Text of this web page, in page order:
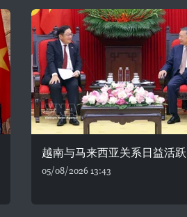
越南与马来西亚关系日益活跃
05/08/2026 13:43